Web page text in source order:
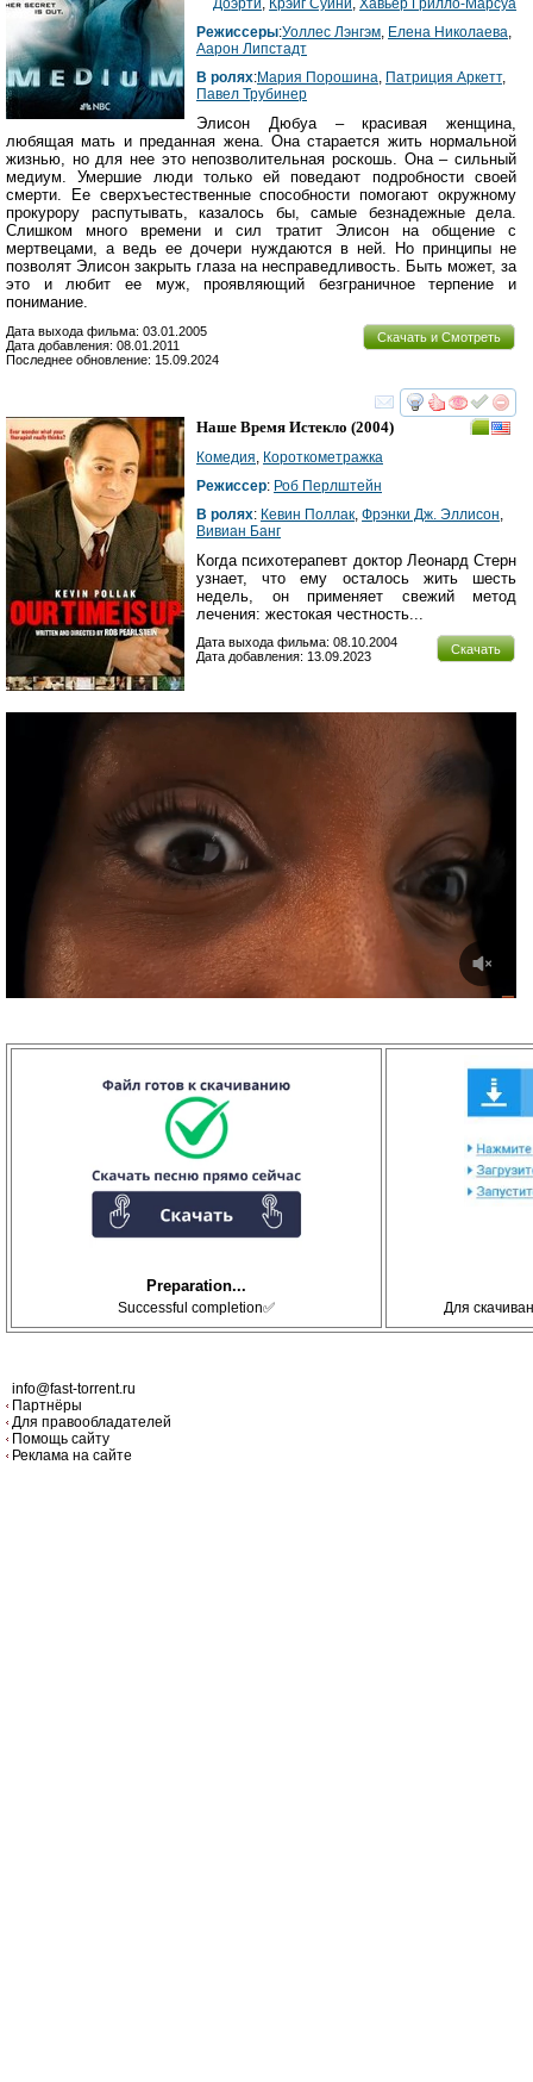
Режиссеры:Уоллес Лэнгэм Елена Николаева
Аарон Липстадт
В ролях:Мария Порошина Патриция Аркетт,
Павел Трубинер
Элисон Дюбуа – красивая женщина,
любящая мать и преданная жена. Она старается жить нормальной
жизнью, но для нее это непозволительная роскошь. Она – сильный
медиум. Умершие люди только ей поведают подробности своей
смерти. Ее сверхъестественные способности помогают окружному
прокурору распутывать, казалось бы, самые безнадежные дела.
Слишком много времени и сил тратит Элисон на общение с
мертвецами, а ведь ее дочери нуждаются в ней. Но принципы не
позволят Элисон закрыть глаза на несправедливость. Быть может, за
это и любит ее муж, проявляющий безграничное терпение и
понимание.
Скачать и Смотреть
Дата выхода фильма: 03.01.2005
Дата добавления: 08.01.2011
Последнее обновление: 15.09.2024
смотреть
Наше Время Истекло (2004)
Комедия Короткометражка
Режиссер: Роб Перлштейн
В ролях: Кевин Поллак Фрэнки Дж. Эллисон
Вивиан Банг
Когда психотерапевт доктор Леонард Стерн
узнает, что ему осталось жить шесть
недель, он применяет свежий метод
лечения: жестокая честность...
Скачать
Дата выхода фильма: 08.10.2004
Дата добавления: 13.09.2023
Preparation...
Successful completion✅ Для
info@fast-torrent.ru
Партнёры
Для правообладателей
Помощь сайту
Реклама на сайте